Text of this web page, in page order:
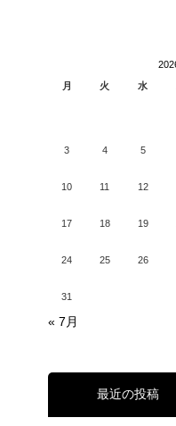
月
火 水
3 4 5
10 11 12
17 18 19
24 25 26
31
« 7月
最近の投稿